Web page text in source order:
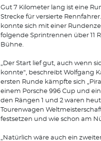
Gut 7 Kilometer lang ist eine
Strecke für versierte
konnte sich mit einer
folgende Sprintrennen über 11
Bühne.
„Der Start lief gut, auch wenn
konnte“, beschreibt Wolfgang
ersten Runde kämpfte sich
einem Porsche 996 Cup und
den Rängen 1 und 2 waren
Tourenwagen
festsetzen und wie schon am
„Natürlich wäre auch ein